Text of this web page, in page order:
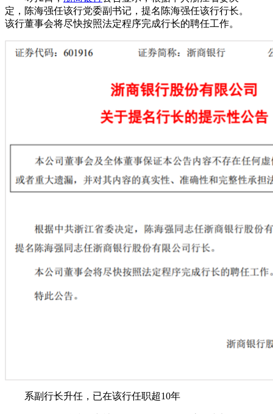
定，陈海强任该行党委副书记，提名陈海强任该行行长。
该行董事会将尽快按照法定程序完成行长的聘任工作。
系副行长升任，已在该行任职超10年